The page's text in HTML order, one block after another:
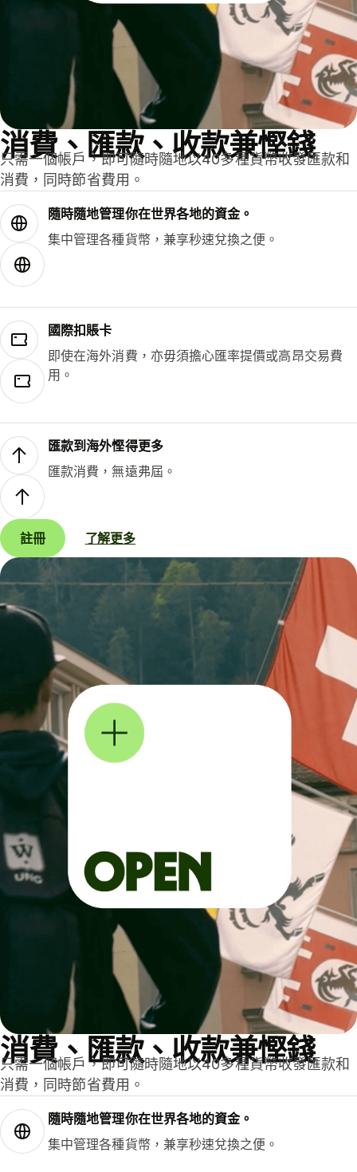
消費、匯款、收款兼慳錢
只需一個帳戶，即可隨時隨地以40多種貨幣收發匯款和
消費，同時節省費用。
隨時隨地管理你在世界各地的資金。
集中管理各種貨幣，兼享秒速兌換之便。
國際扣賬卡
即使在海外消費，亦毋須擔心匯率提價或高昂交易費
用。
匯款到海外慳得更多
匯款消費，無遠弗屆。
註冊 了解更多
消費、匯款、收款兼慳錢
只需一個帳戶，即可隨時隨地以40多種貨幣收發匯款和
消費，同時節省費用。
隨時隨地管理你在世界各地的資金。
集中管理各種貨幣，兼享秒速兌換之便。